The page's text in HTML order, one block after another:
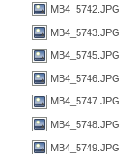
MB4_5742.JPG
MB4_5743.JPG
MB4_5745.JPG
MB4_5746.JPG
MB4_5747.JPG
MB4_5748.JPG
MB4_5749.JPG